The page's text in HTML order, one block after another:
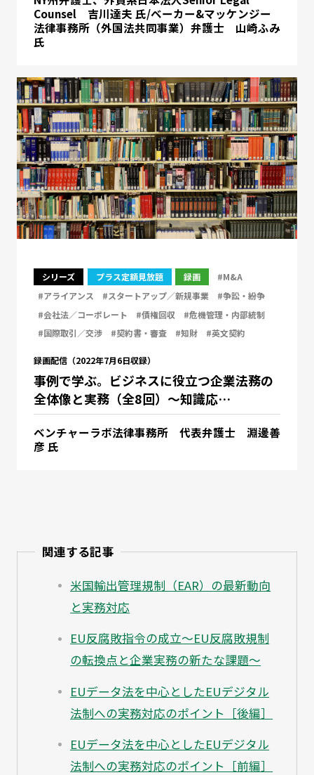
Counsel 吉川達夫 氏/ベーカー&マッケンジー
法律事務所（外国法共同事業）弁護士 山崎ふみ
氏
シリーズ プラス定額見放題 録画
#M&A
#アライアンス
#スタートアップ／新規事業
#争訟・紛争
#会社法／コーポレート
#債権回収
#危機管理・内部統制
#国際取引／交渉
#契約書・審査 #知財 #英文契約
録画配信（2022年7月6日収録）
事例で学ぶ。ビジネスに役立つ企業法務の
全体像と実務（全8回）～知識応…
ベンチャーラボ法律事務所 代表弁護士 淵邊善
彦 氏
関連する記事
米国輸出管理規制（EAR）の最新動向
と実務対応
EU反腐敗指令の成立～EU反腐敗規制
の転換点と企業実務の新たな課題～
EUデータ法を中心としたEUデジタル
法制への実務対応のポイント［後編］
EUデータ法を中心としたEUデジタル
法制への実務対応のポイント［前編］